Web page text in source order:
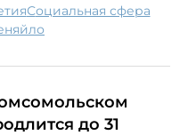
социальная сфера
до 31